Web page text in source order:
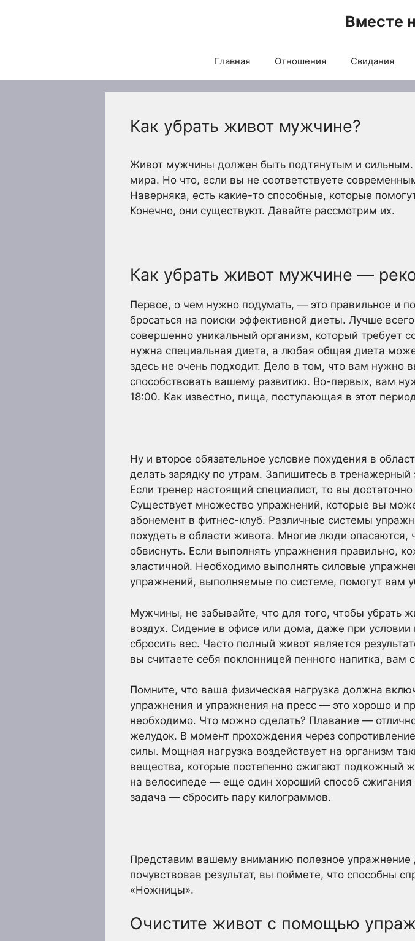
Вместе
Главная Отношения Свидания
Как убрать живот мужчине?
Живот мужчины должен быть подтянутым и сильным.
мира. Но что, если вы не соответствуете
Наверняка, есть какие-то способные, которые
Конечно, они существуют. Давайте рассмотрим их.
Как убрать живот мужчине —
Первое, о чем нужно подумать, — это правильное и
бросаться на поиски эффективной диеты. Лучше
совершенно уникальный организм, который требует
нужна специальная диета, а любая общая диета
здесь не очень подходит. Дело в том, что вам нужно
способствовать вашему развитию. Во-первых, вам
18:00. Как известно, пища, поступающая в этот
Ну и второе обязательное условие похудения в
делать зарядку по утрам. Запишитесь в
Если тренер настоящий специалист, то вы
Существует множество упражнений, которые вы
абонемент в фитнес-клуб. Различные системы
похудеть в области живота. Многие люди
обвиснуть. Если выполнять упражнения правильно,
эластичной. Необходимо выполнять силовые
упражнений, выполняемые по системе, помогут вам
Мужчины, не забывайте, что для того, чтобы убрать
воздух. Сидение в офисе или дома, даже при
сбросить вес. Часто полный живот является
вы считаете себя поклонницей пенного напитка, вам
Помните, что ваша физическая нагрузка должна
упражнения и упражнения на пресс — это хорошо и
необходимо. Что можно сделать? Плавание —
желудок. В момент прохождения через
силы. Мощная нагрузка воздействует на организм
вещества, которые постепенно сжигают подкожный
на велосипеде — еще один хороший способ
задача — сбросить пару килограммов.
Представим вашему вниманию полезное упражнение
почувствовав результат, вы поймете, что способны
«Ножницы».
Очистите живот с помощью